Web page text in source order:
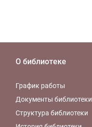
О библиотеке
График работы
Документы библиотеки
Структура библиотеки